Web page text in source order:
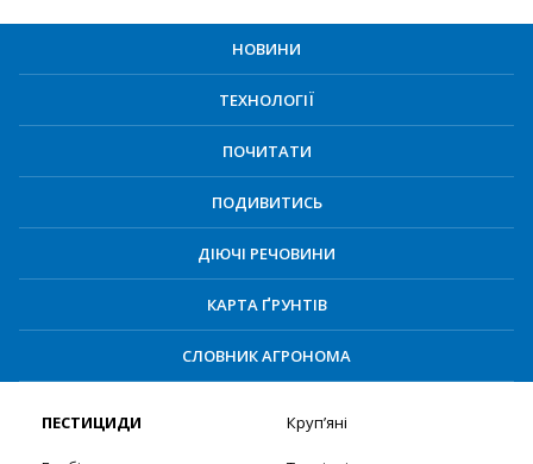
НОВИНИ
ТЕХНОЛОГІЇ
ПОЧИТАТИ
ПОДИВИТИСЬ
ДІЮЧІ РЕЧОВИНИ
КАРТА ҐРУНТІВ
СЛОВНИК АГРОНОМА
ПЕСТИЦИДИ Круп’яні